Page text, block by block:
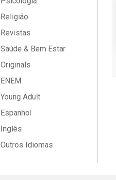
Religião
Revistas
Saúde & Bem Estar
Originals
ENEM
Young Adult
Espanhol
Inglês
Outros Idiomas